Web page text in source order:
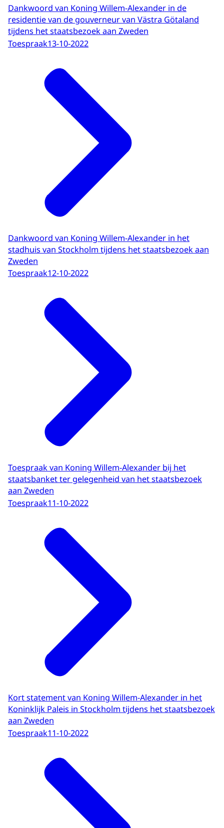
Dankwoord van Koning Willem-Alexander in de
residentie van de gouverneur van Västra Götaland
tijdens het staatsbezoek aan Zweden
Toespraak13-10-2022
Dankwoord van Koning Willem-Alexander in het
stadhuis van Stockholm tijdens het staatsbezoek aan
Zweden
Toespraak12-10-2022
Toespraak van Koning Willem-Alexander bij het
staatsbanket ter gelegenheid van het staatsbezoek
aan Zweden
Toespraak11-10-2022
Kort statement van Koning Willem-Alexander in het
Koninklijk Paleis in Stockholm tijdens het staatsbezoek
aan Zweden
Toespraak11-10-2022